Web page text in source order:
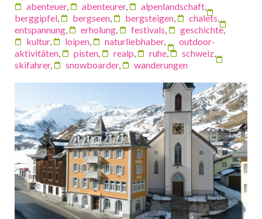
abenteuer, abenteurer, alpenlandschaft,
berggipfel, bergseen, bergsteigen, chalets,
entspannung, erholung, festivals, geschichte,
kultur, loipen, naturliebhaber,
outdoor-
aktivitäten, pisten, realp, ruhe, schweiz,
skifahrer, snowboarder, wanderungen